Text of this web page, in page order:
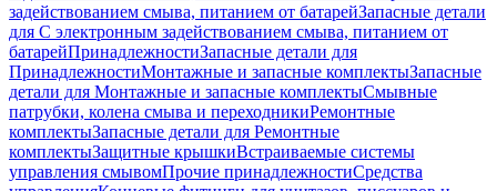
задействованием смыва, питанием от батарейЗапасные детали
для С электронным задействованием смыва, питанием от
батарейПринадлежностиЗапасные детали для
ПринадлежностиМонтажные и запасные комплектыЗапасные
детали для Монтажные и запасные комплектыСмывные
патрубки, колена смыва и переходникиРемонтные
комплектыЗапасные детали для Ремонтные
комплектыЗащитные крышкиВстраиваемые системы
управления смывомПрочие принадлежностиСредства